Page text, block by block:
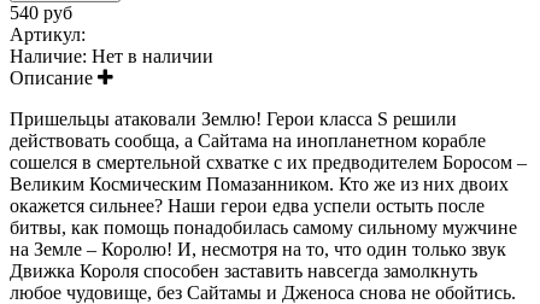
540 руб
Артикул:
Наличие: Нет в наличии
Описание
Пришельцы атаковали Землю! Герои класса S решили
действовать сообща, а Сайтама на инопланетном корабле
сошелся в смертельной схватке с их предводителем Боросом –
Великим Космическим Помазанником. Кто же из них двоих
окажется сильнее? Наши герои едва успели остыть после
битвы, как помощь понадобилась самому сильному мужчине
на Земле – Королю! И, несмотря на то, что один только звук
Движка Короля способен заставить навсегда замолкнуть
любое чудовище, без Сайтамы и Дженоса снова не обойтись.